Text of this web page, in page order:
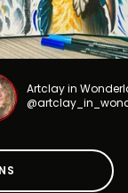
Artclay in